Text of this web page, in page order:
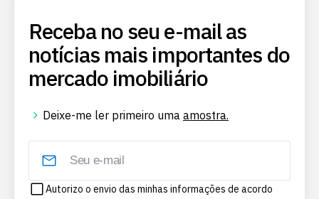
Receba no seu e-mail as
notícias mais importantes do
mercado imobiliário
Deixe-me ler primeiro uma amostra.
Autorizo o envio das minhas informações de acordo